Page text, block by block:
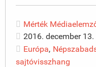
Mérték
2016. december 13.
Európa,
sajtóvisszhang